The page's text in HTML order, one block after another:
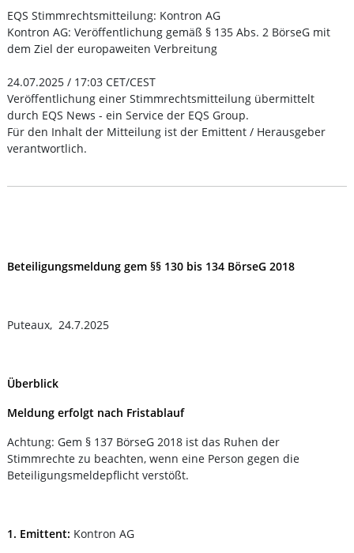
EQS Stimmrechtsmitteilung: Kontron AG
Kontron AG: Veröffentlichung gemäß § 135 Abs. 2 BörseG mit
dem Ziel der europaweiten Verbreitung
24.07.2025 / 17:03 CET/CEST
Veröffentlichung einer Stimmrechtsmitteilung übermittelt
durch EQS News - ein Service der EQS Group.
Für den Inhalt der Mitteilung ist der Emittent / Herausgeber
verantwortlich.
Beteiligungsmeldung gem §§ 130 bis 134 BörseG 2018
Puteaux, 24.7.2025
Überblick
Meldung erfolgt nach Fristablauf
Achtung: Gem § 137 BörseG 2018 ist das Ruhen der
Stimmrechte zu beachten, wenn eine Person gegen die
Beteiligungsmeldepflicht verstößt.
1. Emittent: Kontron AG